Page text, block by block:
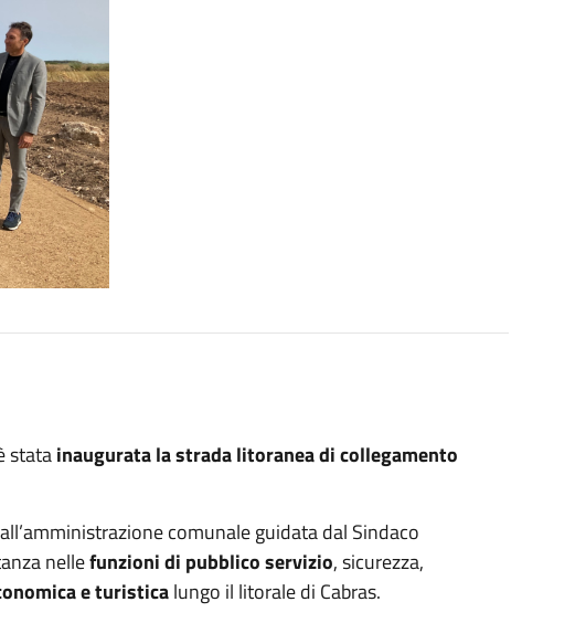
statainaugurata la strada litoranea di collegamento
comunale guidata dal Sindaco
nellefunzioni di pubblico servizio, sicurezza,
e turisticalungo il litorale di Cabras.